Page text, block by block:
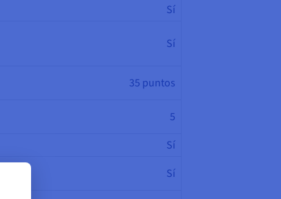
Sí
Sí
35 puntos
5
Sí
Sí